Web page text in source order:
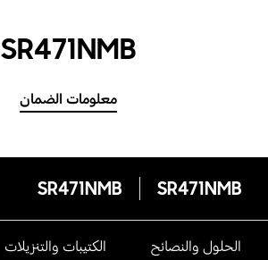
SR471NMB
معلومات الضمان
SR471NMB
SR471NMB
الحلول والنصائح الكتيبات والتنزيلات